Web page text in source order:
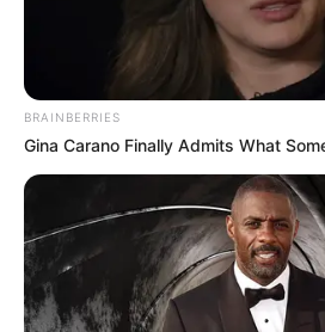
Ingwerwurzel, mit dem
multiplizieren Sie es
herauszunehmen
BRAINBERRIES
Gina Carano Finally Admits What